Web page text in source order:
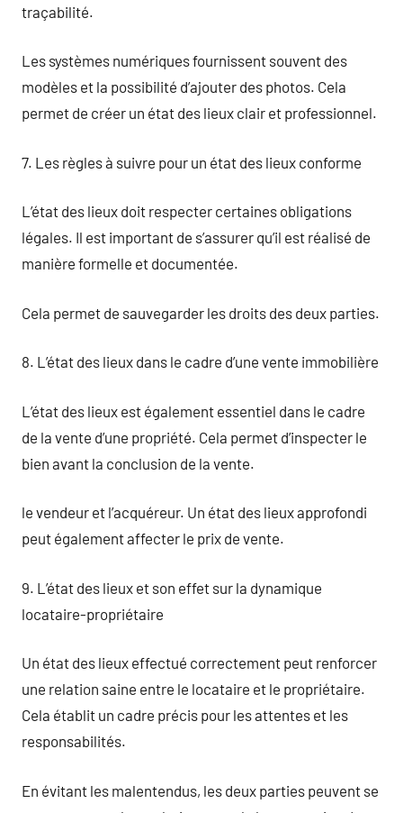
traçabilité.
Les systèmes numériques fournissent souvent des
modèles et la possibilité d’ajouter des photos. Cela
permet de créer un état des lieux clair et professionnel.
7. Les règles à suivre pour un état des lieux conforme
L’état des lieux doit respecter certaines obligations
légales. Il est important de s’assurer qu’il est réalisé de
manière formelle et documentée.
Cela permet de sauvegarder les droits des deux parties.
8. L’état des lieux dans le cadre d’une vente immobilière
L’état des lieux est également essentiel dans le cadre
de la vente d’une propriété. Cela permet d’inspecter le
bien avant la conclusion de la vente.
le vendeur et l’acquéreur. Un état des lieux approfondi
peut également affecter le prix de vente.
9. L’état des lieux et son effet sur la dynamique
locataire-propriétaire
Un état des lieux effectué correctement peut renforcer
une relation saine entre le locataire et le propriétaire.
Cela établit un cadre précis pour les attentes et les
responsabilités.
En évitant les malentendus, les deux parties peuvent se